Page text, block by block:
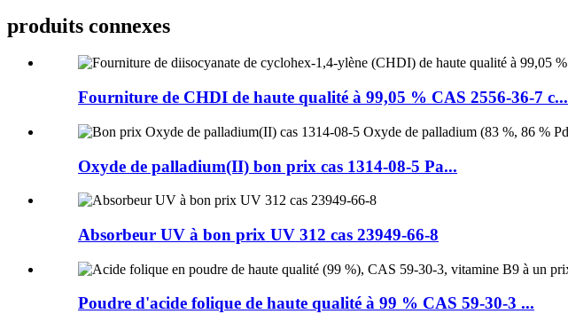
produits connexes
Fourniture de CHDI de haute qualité à 99,05 % CAS 2556-36-7 c...
Oxyde de palladium(II) bon prix cas 1314-08-5 Pa...
Absorbeur UV à bon prix UV 312 cas 23949-66-8
Poudre d'acide folique de haute qualité à 99 % CAS 59-30-3 ...